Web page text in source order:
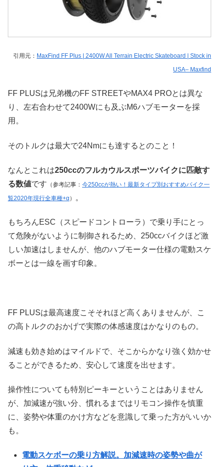
引用元： MaxFind FF Plus | 2400W All Terrain Electric Skateboard | Stock in
USA– Maxfind
FF PLUSは兄弟機のFF STREETやMAX4 PROとは異な
り、左右合わせて2400Wにも及ぶM6ハブモーターを採
用。
そのトルクは最大で24Nmにも達するとのこと！
なんとこれは250ccのフルカウルスポーツバイクに匹敵す
る数値です （参考記事： 今250ccが熱い！最新タイプ別おすすめバイク一
覧2020年現行全車種+α） 。
もちろんESC（スピードコントローラ）で乗り手にとっ
て危険がないように制御されるため、250ccバイクほど激
しい加速はしませんが、他のハブモーター仕様の電動スケ
ボーとは一線を画す印象。
FF PLUSは最高速度こそそれほど高くありませんが、こ
の高トルクのおかげで実際の体感速度はかなりのもの。
減速も効き始めはマイルドで、そこからかなり強く効かせ
ることができるため、安心して速度を出せます。
操作性についても特別ピーキーということはありません
が、加減速が強い分、慣れるまではリモコン操作を慎重
に、姿勢や体重のかけ方などを意識して乗った方がいいか
も。
電動スケボーの乗り方解説。加減速時の姿勢や曲が